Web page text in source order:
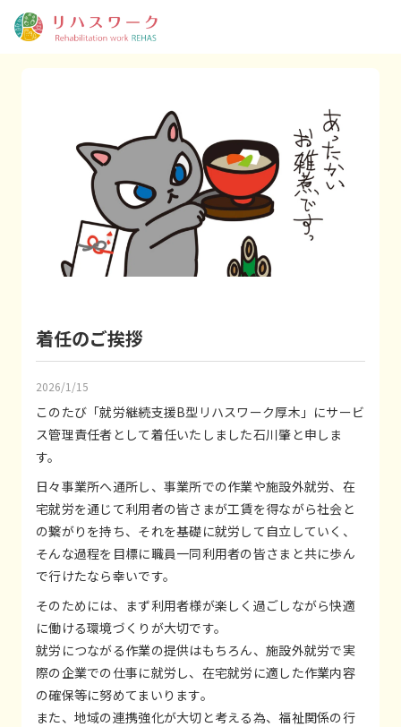
着任のご挨拶
2026/1/15
このたび「就労継続支援B型リハスワーク厚木」にサービ
ス管理責任者として着任いたしました石川肇と申しま
す。
日々事業所へ通所し、事業所での作業や施設外就労、在
宅就労を通じて利用者の皆さまが工賃を得ながら社会と
の繋がりを持ち、それを基礎に就労して自立していく、
そんな過程を目標に職員一同利用者の皆さまと共に歩ん
で行けたなら幸いです。
そのためには、まず利用者様が楽しく過ごしながら快適
に働ける環境づくりが大切です。
就労につながる作業の提供はもちろん、施設外就労で実
際の企業での仕事に就労し、在宅就労に適した作業内容
の確保等に努めてまいります。
また、地域の連携強化が大切と考える為、福祉関係の行